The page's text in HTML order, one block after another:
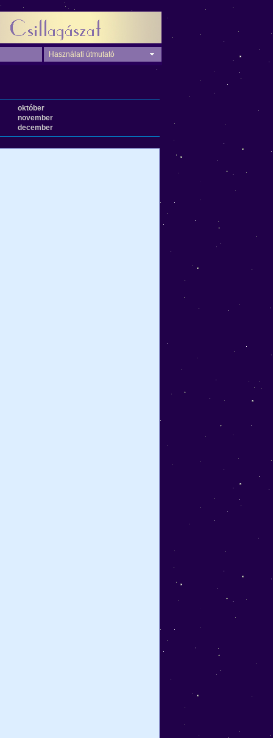
Használati útmutató
október
november
december